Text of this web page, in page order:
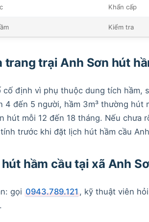
Khẩn cấp
Kiểm tra
trang trại Anh Sơn hút
cố định vì phụ thuộc dung tích hầm,
4 đến 5 người, hầm 3m³ thường hút
hút mỗi 12 đến 18 tháng. Nếu chưa
trước khi đặt lịch hút hầm cầu
hầm cầu tại xã Anh
gọi 0943.789.121 , kỹ thuật viên